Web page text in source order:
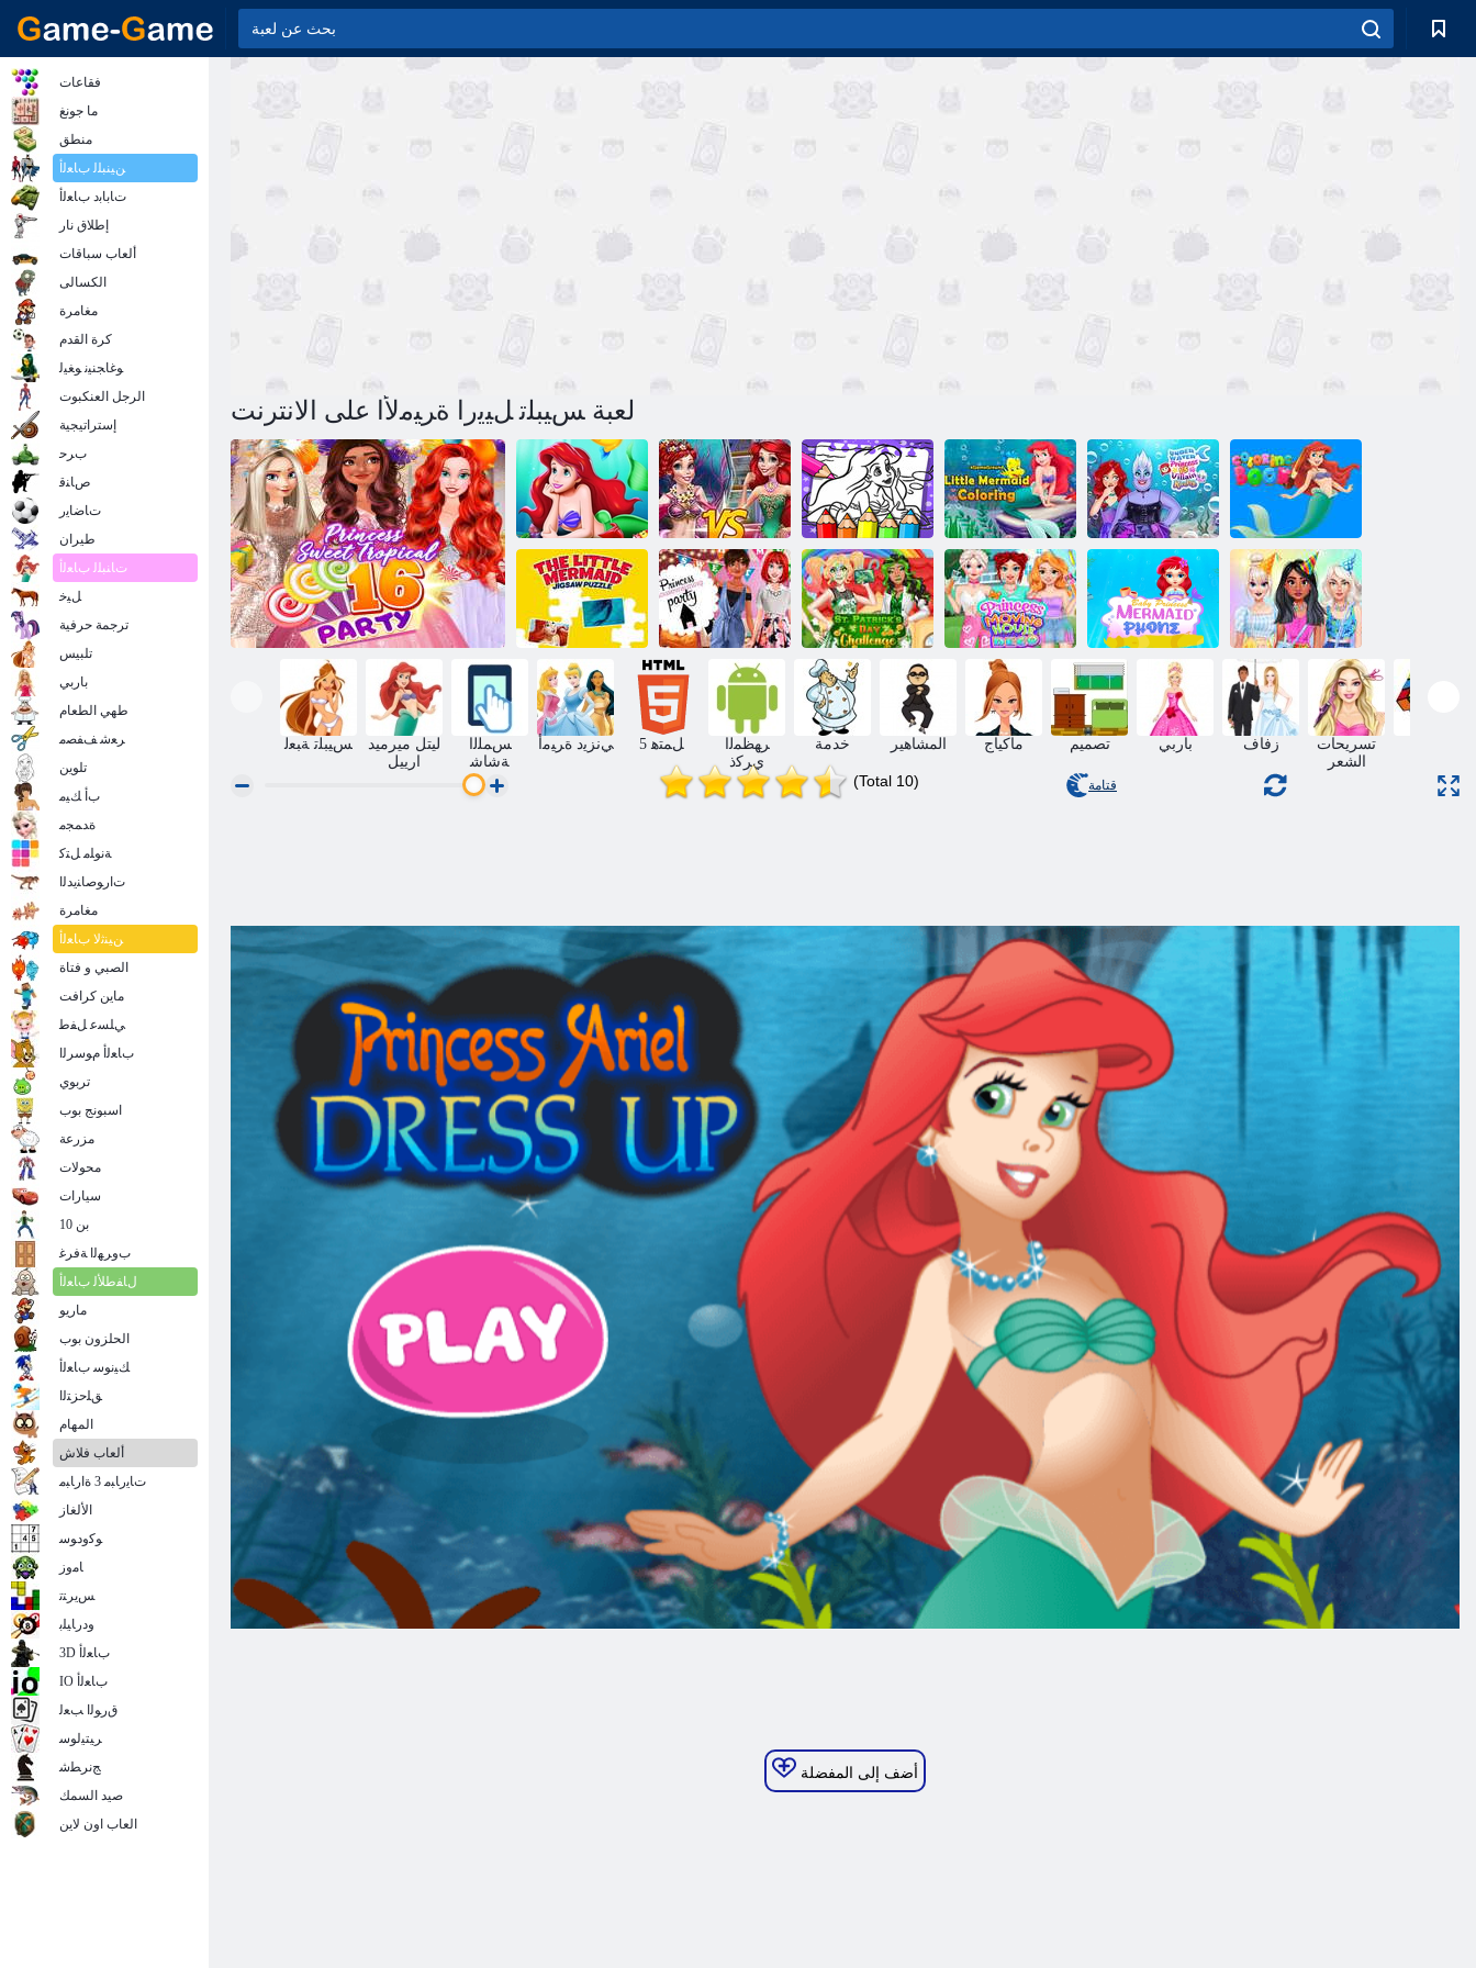
لعبة ﺲﻴﺒﻠﺗ ﻞﻴﻳﺭﺍ ﺓﺮﻴﻣﻷ ﺍ على الانترنت
ﺰﻔﻘﻟﺍ ﺮﺤﺒﻟﺍ
ﺔﻳﺭﻮﺣ
ﺮﺤﺒﻟﺍ ﺔﻳﺭﻮﺣ
ﻞﺑﺎﻘﻣ ﻞﻴﻳﺭﺍ
ﺓﺮﻴﻣﻷ ﺍ
ﺮﺤﺒﻟﺍ ﺔﻳﺭﻮﺣ
ﻦﻳﻮﻠﺗ ﺏﺎﺘﻛ
ﻞﻴﻳﺭﺍ
ﺓﺮﻴﻐﺼﻟﺍ ﺮﺤﺒﻟﺍ
ﺔﻳﺭﻮﺣ ﻦﻳﻮﻠﺗ ﺔﺒﻌﻟ
4
ﺮﻳﺮﺸﻟﺍ ﺲﻓﺎﻨﺘﻟﺍ
ﻞﺑﺎﻘﻣ ءﺎﻤﻟﺍ
ﺖﺤﺗ ﺓﺮﻴﻣﺃ
ﺮﺤﺒﻟﺍ ﺔﻳﺭﻮﺣ
ﻞﻴﻳﺭﻷ ﻦﻳﻮﻠﺗ
ﺏﺎﺘﻛ
ﺓﺮﻴﻐﺼﻟﺍ ﺮﺤﺒﻟﺍ
ﺔﻳﺭﻮﺣ ﺔﻋﻮﻄﻘﻤﻟﺍ
ﺭﻮﺼﻟﺍ ﺔﻴﺠﺣﺃ
ﻎﻨﻴﻣﺭﻮﺳﻭﻮﻫ
ﺓﺮﻴﻣﻷ ﺍ ﺔﻠﻔﺣ
.ﻉﺭﺎﺷ ﻚﻳﺮﺗﺎﺑ
ﻡﻮﻳ ﻱﺪﺤﺗ
ﻪﻛﺮﺤﺘﻤﻟﺍ
ﺕﺍﺮﻴﻣﻻ ﺍ ﺖﻴﺑ
ﺕﺍﺭﻮﻜﻳﺩ
ﺮﺤﺒﻟﺍ ﺔﻳﺭﻮﺣ
ﺓﺮﻴﻣﻷ ﺍ ﻲﺒﻴﺑ
ﻒﺗﺎﻫ
ﻞﻴﺘﺳﺎﺒﻟﺍ ﺏﺰﺣ
ﺕﺎﺒﻴﺗﺮﺗ ﺔﻠﻴﻤﺟ
ﺲﻴﺒﻠﺗ ﺔﺒﻌﻟ
ليتل ميرميد
ارييل
ﺲﻤﻠﻟﺍ
ﺔﺷﺎﺷ
ﻲﻧﺰﻳﺩ ﺓﺮﻴﻣﺃ 5 ﻞﻤﺘﻫ
ﺮﻬﻈﻤﻟﺍ
ﻱﺮﻛﺫ
خدمة المشاهير ماكياج تصميم باربي زفاف
تسريحات
الشعر
(Total 10) قتامة
أضف إلى المفضلة
فقاعات
ما جونغ
منطق
ﻦﻴﻨﺒﻠﻟ ﺏﺎﻌﻟﺃ
ﺕﺎﺑﺎﺑﺩ ﺏﺎﻌﻟﺃ
إطلاق نار
ألعاب سباقات
الكسالى
مغامرة
كرة القدم
ﻮﻏﺎﺠﻨﻴﻧ ﻮﻐﻴﻟ
الرجل العنكبوت
إستراتيجية
ﺏﺮﺣ
ﺹﺎﻨﻗ
ﺕﺎﺿﺎﻳﺭ
طيران
ﺕﺎﻨﺒﻠﻟ ﺏﺎﻌﻟﺃ
ﻞﻴﺧ
ترجمة حرفية
تلبيس
باربي
طهي الطعام
ﺮﻌﺷ ﻒﻔﺼﻣ
تلوين
ﺏﺃ ﻚﻴﻣ
ﺓﺪﻤﺠﻣ
ﺔﻧﻮﻠﻣ ﻞﺘﻛ
ﺕﺍﺭﻮﺻﺎﻨﻳﺪﻟﺍ
مغامرة
ﻦﻴﻨﺛﻻ ﺏﺎﻌﻟﺃ
الصبي و فتاة
ماين كرافت
ﻲﻠﺴﻋ ﻞﻔﻃ
ﺏﺎﻌﻟﺃ ﻡﻮﺳﺮﻟﺍ
تربوي
اسبونج بوب
مزرعة
محولات
سيارات
بن 10
ﺏﻭﺮﻬﻟﺍ ﺔﻓﺮﻏ
ﻝﺎﻔﻃﻸ ﻟ ﺏﺎﻌﻟﺃ
ماريو
الحلزون بوب
ﻚﻴﻧﻮﺳ ﺏﺎﻌﻟﺃ
ﻖﻠﺣﺰﺘﻟﺍ
المهام
ألعاب فلاش
ﺕﺎﻳﺭﺎﺒﻣ 3 ﺓﺍﺭﺎﺒﻣ
الألغاز
ﻮﻛﻭﺩﻮﺳ
ﺎﻣﻭﺯ
ﺲﻳﺮﺘﺗ
ﻭﺩﺭﺎﻴﻠﺑ
3D ﺏﺎﻌﻟﺃ
IO ﺏﺎﻌﻟﺃ
ﻕﺭﻮﻟﺍ ﺐﻌﻟ
ﺮﻴﺘﻴﻟﻮﺳ
ﺞﻧﺮﻄﺷ
صيد السمك
العاب اون لاين